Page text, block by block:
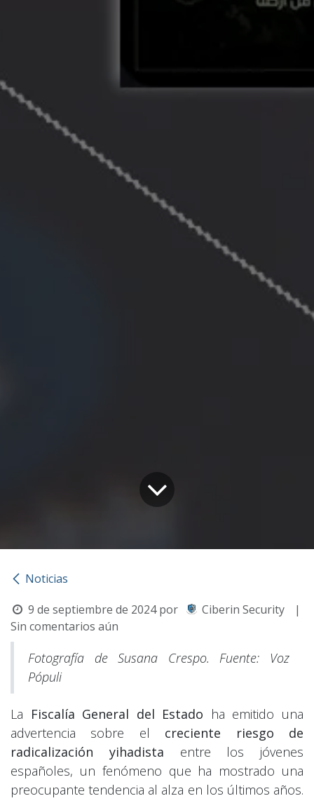
Noticias
9 de septiembre de 2024 por Ciberin Security
|
Sin comentarios aún
Fotografía de Susana Crespo. Fuente: Voz
Pópuli
La Fiscalía General del Estado ha emitido una
advertencia sobre el creciente riesgo de
radicalización yihadista entre los jóvenes
españoles, un fenómeno que ha mostrado una
preocupante tendencia al alza en los últimos años.